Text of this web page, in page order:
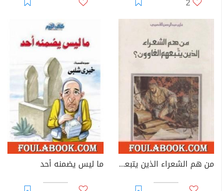
من هم الشعراء الذين يتبعهم الغاوون ما ليس يضمنه أحد